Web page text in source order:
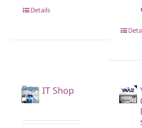
Details
IT Shop